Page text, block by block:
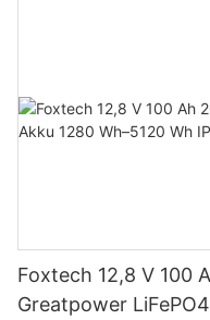
Foxtech 12,8 V 100
Greatpower